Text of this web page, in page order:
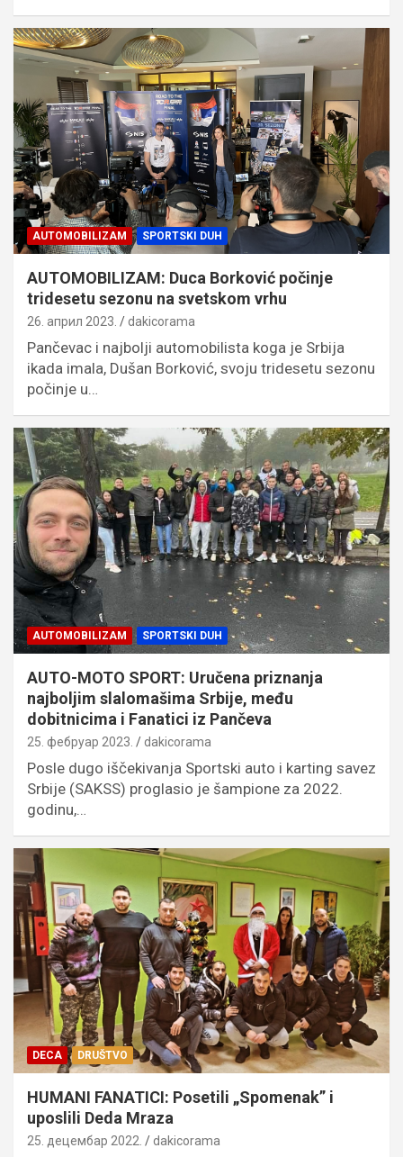
AUTOMOBILIZAM SPORTSKI DUH
AUTOMOBILIZAM: Duca Borković počinje
tridesetu sezonu na svetskom vrhu
26. април 2023. dakicorama
Pančevac i najbolji automobilista koga je Srbija
ikada imala, Dušan Borković, svoju tridesetu sezonu
počinje u…
AUTOMOBILIZAM SPORTSKI DUH
AUTO-MOTO SPORT: Uručena priznanja
najboljim slalomašima Srbije, među
dobitnicima i Fanatici iz Pančeva
25. фебруар 2023. dakicorama
Posle dugo iščekivanja Sportski auto i karting savez
Srbije (SAKSS) proglasio je šampione za 2022.
godinu,…
DECA DRUŠTVO
HUMANI FANATICI: Posetili „Spomenak” i
uposlili Deda Mraza
25. децембар 2022. dakicorama